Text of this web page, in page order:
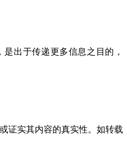
出于传递更多信息之目的，
证实其内容的真实性。如转载